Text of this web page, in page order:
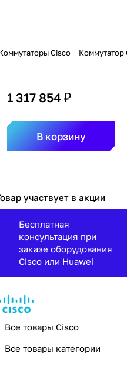
Cisco Коммутатор
1 317 854 ₽
В корзину
участвует в акции
Бесплатная
консультация при
заказе оборудования
Cisco или Huawei
Все товары Cisco
Все товары категории